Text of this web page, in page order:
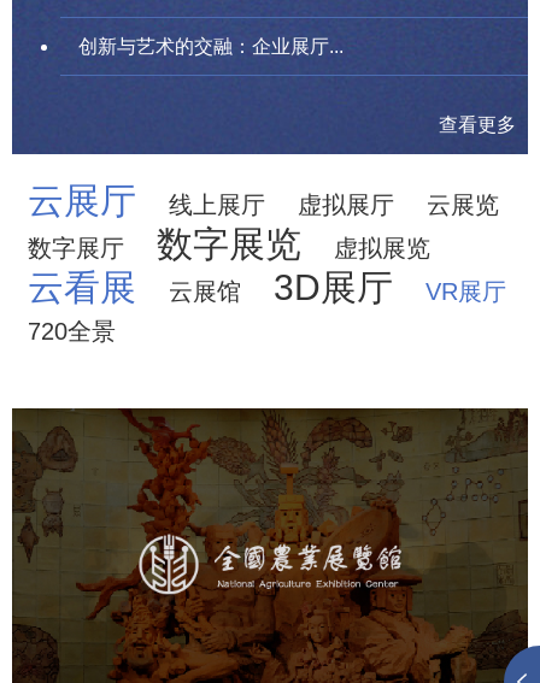
创新与艺术的交融：企业展厅...
查看更多
云展厅 线上展厅 虚拟展厅
云展览
数字展厅
数字展览 虚拟展览
云看展 云展馆 3D展厅
VR展厅
720全景
农业展览馆
文化艺术 展馆网站建设
博物馆展厅设计
数字博物馆建设
展厅空间设计
企业展厅设计
公司展厅设计
北京展厅设计 产品展厅设计